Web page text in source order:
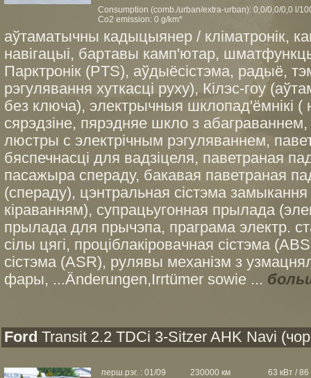
Consumption (comb./urban/extra-urban): 0,0/0,0/0,0 l/
Co2 emission: 0 g/km*
аўтаматычны кадыцыянер / кліматронік,
навігацыі, бартавы камп'ютар,
Парктронік (PTS), аўдыёсістэма, радыё,
рэгулявання хуткасці руху), Кілэс-гоу
без ключа), электрычныя шклопад'ёмнікі (
сярэдзіне, пярэдняе шкло з
люстры с электрічным рэгуляваннем,
бяспечнасці для вадзіцеля, паветраная
пасажыра спераду, бакавая паветраная
(спераду), цэнтральная сістэма
кіраванням), супрацьугонная прылада
прылада для прычэпа, праграма электр.
сілы цягі, проціблакіровачная сістэма
сістэма (ASR), рулявы механізм з
фары, ...Änderungen,Irrtümer sowie ...
Ford Transit 2.2 TDCi 3-Sitzer AHK Navi
перш.рэг. : 01/09 230000 км 63 кВт / 86